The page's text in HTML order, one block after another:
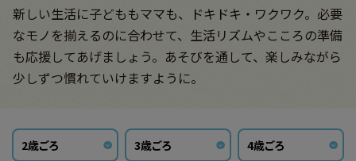
新しい生活に子どももママも、ドキドキ・ワクワク。必要
なモノを揃えるのに合わせて、生活リズムやこころの準備
も応援してあげましょう。あそびを通して、楽しみながら
少しずつ慣れていけますように。
2歳ごろ 3歳ごろ 4歳ごろ